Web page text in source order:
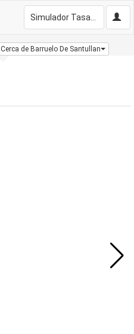
Cerca de Barruelo De Santullan